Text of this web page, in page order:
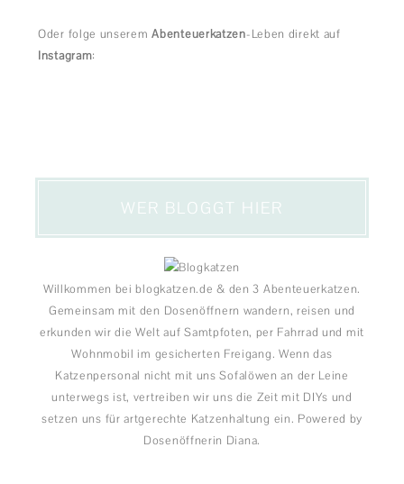
Oder folge unseremAbenteuerkatzen-Leben direkt auf
Instagram:
WER BLOGGT HIER
Willkommen bei blogkatzen.de & den 3 Abenteuerkatzen.
Gemeinsam mit den Dosenöffnern wandern, reisen und
erkunden wir die Welt auf Samtpfoten, per Fahrrad und mit
Wohnmobil im gesicherten Freigang. Wenn das
Katzenpersonal nicht mit uns Sofalöwen an der Leine
unterwegs ist, vertreiben wir uns die Zeit mit DIYs und
setzen uns für artgerechte Katzenhaltung ein. Powered by
Dosenöffnerin Diana.